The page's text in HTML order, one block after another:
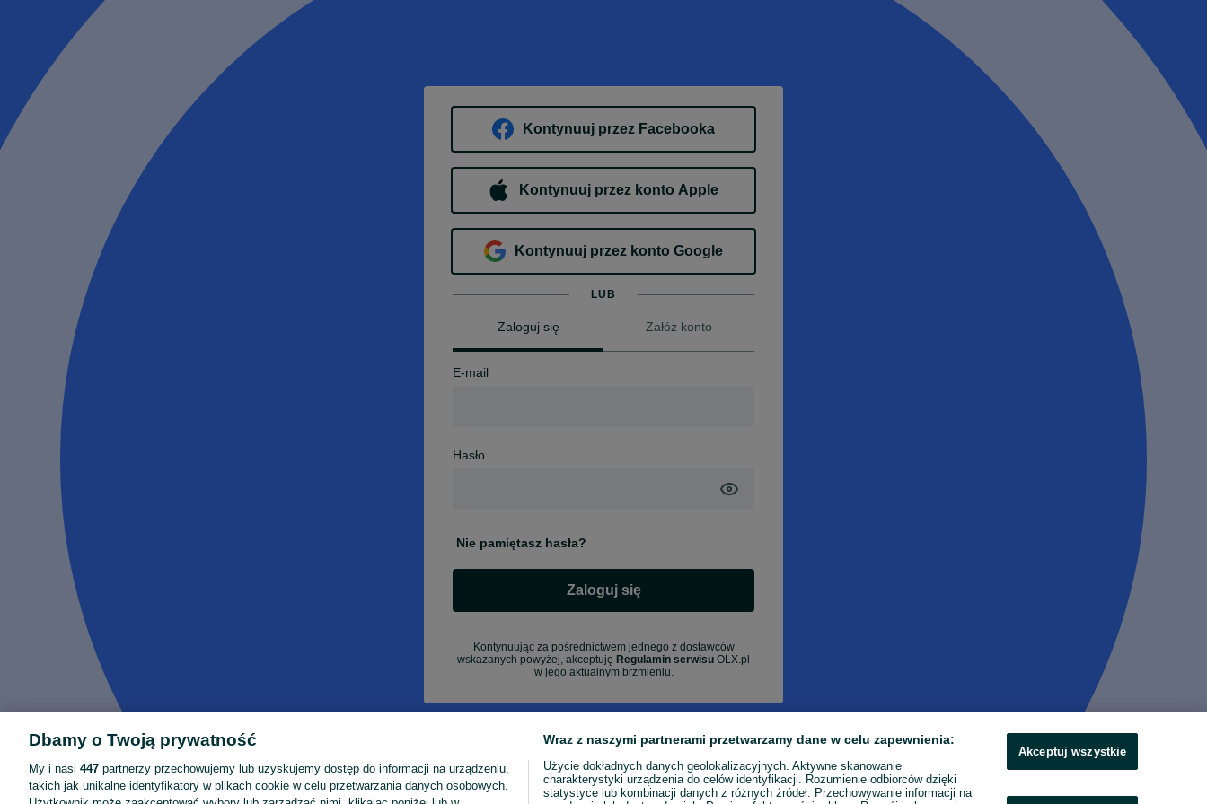
Kontynuuj przez Facebooka
Kontynuuj przez konto Apple
Kontynuuj przez konto Google
LUB
Zaloguj się Załóż konto
E-mail
Hasło
Nie pamiętasz hasła?
Zaloguj się
Kontynuując za pośrednictwem jednego z dostawców
wskazanych powyżej, akceptuję Regulamin serwisu OLX.pl
w jego aktualnym brzmieniu.
Dbamy o Twoją prywatność
My i nasi 447 partnerzy przechowujemy lub uzyskujemy dostęp do informacji na urządzeniu,
takich jak unikalne identyfikatory w plikach cookie w celu przetwarzania danych osobowych.
Wraz z naszymi partnerami przetwarzamy dane w celu zapewnienia:
Użycie dokładnych danych geolokalizacyjnych. Aktywne skanowanie
charakterystyki urządzenia do celów identyfikacji. Rozumienie odbiorców dzięki
statystyce lub kombinacji danych z różnych źródeł. Przechowywanie informacji na
Akceptuj wszystkie